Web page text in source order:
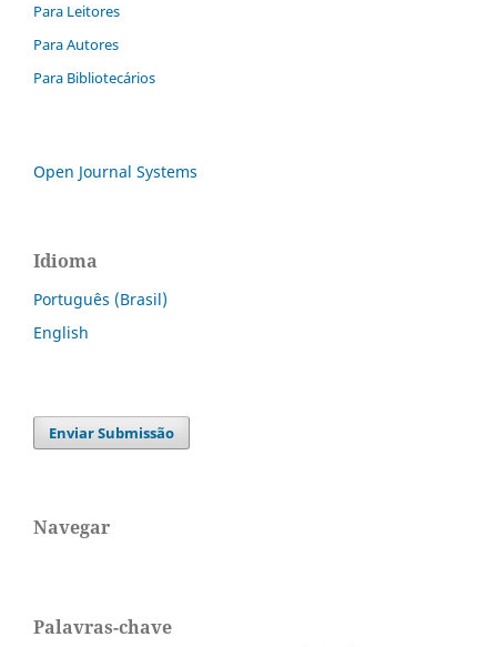
Para Leitores
Para Autores
Para Bibliotecários
Open Journal Systems
Idioma
Português (Brasil)
English
Enviar Submissão
Navegar
Palavras-chave